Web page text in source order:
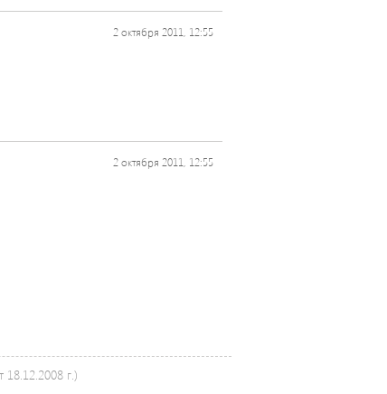
2 октября 2011, 12:55
2 октября 2011, 12:55
г.)